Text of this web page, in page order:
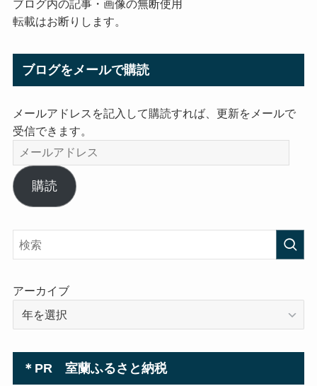
ブログ内の記事・画像の無断使用
転載はお断りします。
ブログをメールで購読
メールアドレスを記入して購読すれば、更新をメールで
受信できます。
メ
ー
ル
ア
ス
購読
アーカイブ
＊PR 室蘭ふるさと納税